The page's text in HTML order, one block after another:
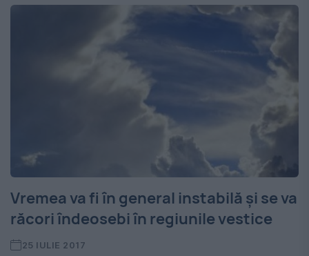
Vremea va fi în general instabilă și se va
răcori îndeosebi în regiunile vestice
25 IULIE 2017